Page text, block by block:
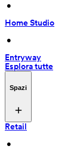
•
Home Studio
•
Entryway
Esplora tutte
Spazi
Retail
•